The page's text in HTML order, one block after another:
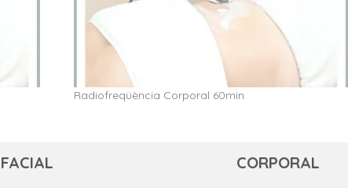
Radiofreqüència Corporal 60min
FACIAL CORPORAL